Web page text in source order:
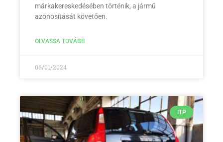
márkakereskedésében történik, a jármű
azonosítását követően.
OLVASSA TOVÁBB
06/01/2024
ITP